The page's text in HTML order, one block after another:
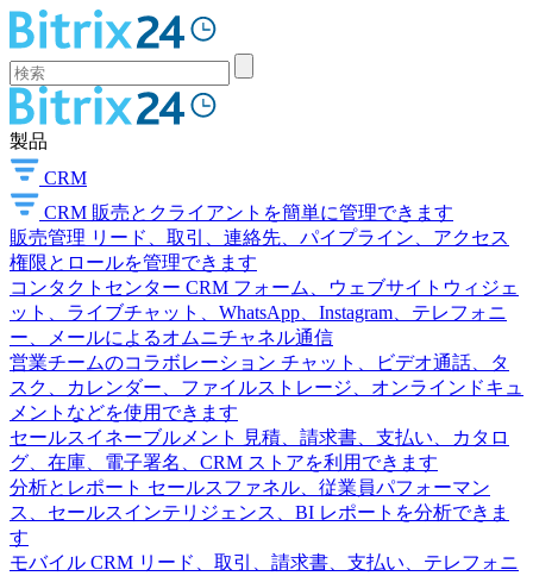
製品
CRM
CRM 販売とクライアントを簡単に管理できます
販売管理 リード、取引、連絡先、パイプライン、アクセス
権限とロールを管理できます
コンタクトセンター CRM フォーム、ウェブサイトウィジェ
ット、ライブチャット、WhatsApp、Instagram、テレフォニ
ー、メールによるオムニチャネル通信
営業チームのコラボレーション チャット、ビデオ通話、タ
スク、カレンダー、ファイルストレージ、オンラインドキュ
メントなどを使用できます
セールスイネーブルメント
見積、請求書、支払い、カタロ
グ、在庫、電子署名、CRM ストアを利用できます
分析とレポート セールスファネル、従業員パフォーマン
ス、セールスインテリジェンス、BI レポートを分析できま
す
モバイル CRM リード、取引、請求書、支払い、テレフォニ